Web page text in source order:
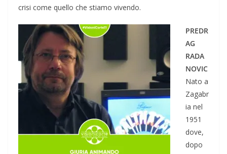
crisi come quello che stiamo vivendo.
PREDR
AG
RADA
NOVIC
Nato a
Zagabr
ia nel
1951
dove,
dopo